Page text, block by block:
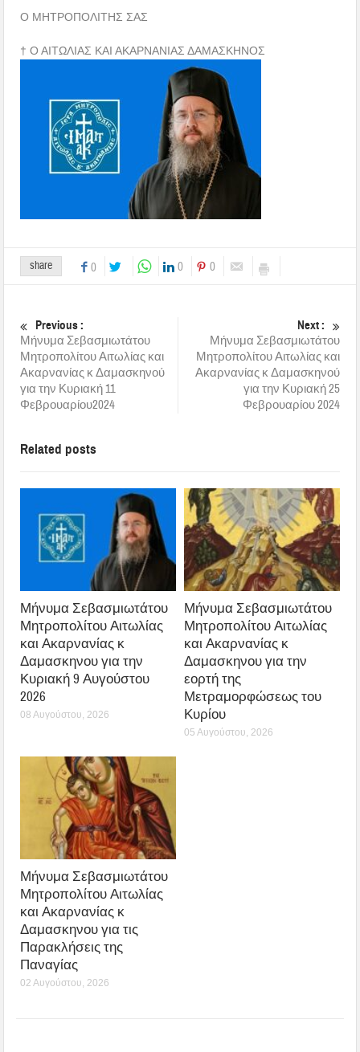
Ο ΜΗΤΡΟΠΟΛΙΤΗΣ ΣΑΣ
† Ο ΑΙΤΩΛΙΑΣ ΚΑΙ ΑΚΑΡΝΑΝΙΑΣ ΔΑΜΑΣΚΗΝΟΣ
share 0 0 0
Previous :
Μήνυμα Σεβασμιωτάτου
Μητροπολίτου Αιτωλίας και
Ακαρνανίας κ Δαμασκηνού
για την Κυριακή 11
Φεβρουαρίου2024
Next :
Μήνυμα Σεβασμιωτάτου
Μητροπολίτου Αιτωλίας και
Ακαρνανίας κ Δαμασκηνού
για την Κυριακή 25
Φεβρουαρίου 2024
Related posts
Μήνυμα Σεβασμιωτάτου
Μητροπολίτου Αιτωλίας
και Ακαρνανίας κ
Δαμασκηνου για την
Κυριακή 9 Αυγούστου
2026
08 Αυγούστου, 2026
Μήνυμα Σεβασμιωτάτου
Μητροπολίτου Αιτωλίας
και Ακαρνανίας κ
Δαμασκηνου για την
εορτή της
Μετραμορφώσεως του
Κυρίου
05 Αυγούστου, 2026
Μήνυμα Σεβασμιωτάτου
Μητροπολίτου Αιτωλίας
και Ακαρνανίας κ
Δαμασκηνου για τις
Παρακλήσεις της
Παναγίας
02 Αυγούστου, 2026